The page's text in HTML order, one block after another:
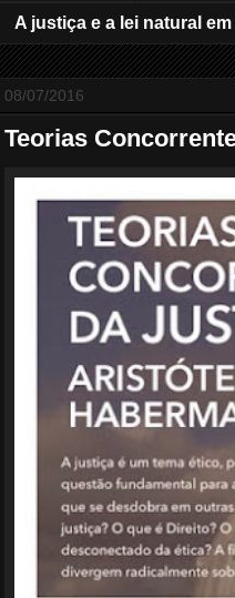
A justiça e a lei natural
08/07/2016
Teorias